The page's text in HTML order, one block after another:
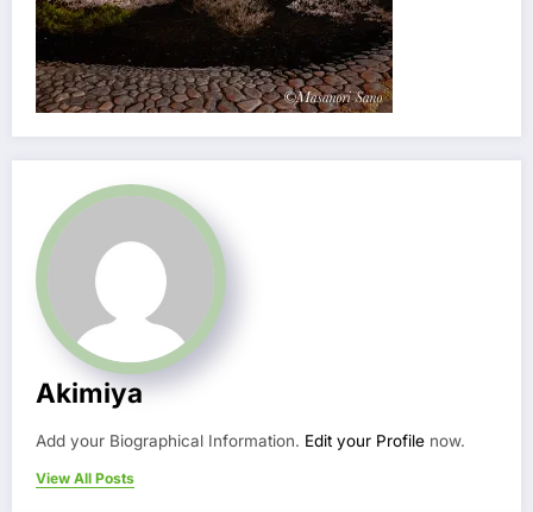
Akimiya
Add your Biographical Information. Edit your Profile now.
View All Posts